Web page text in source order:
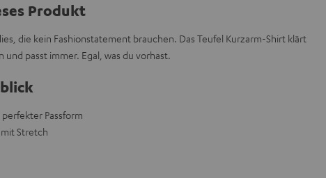
Produkt
die kein Fashionstatement brauchen. Das Teufel Kurzarm-Shirt klärt
passt immer. Egal, was du vorhast.
Passform
Stretch